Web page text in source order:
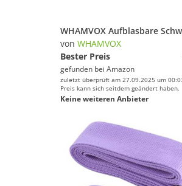
von WHAMVOX
Bester Preis
gefunden bei Amazon
zuletzt überprüft am 27.09.2025 um
Preis kann sich seitdem geändert haben.
Keine weiteren Anbieter